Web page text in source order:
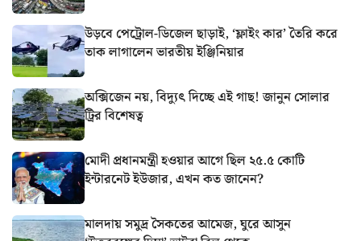
উড়বে পেট্রোল-ডিজেল ছাড়াই, ‘ফ্লাইং কার’ তৈরি করে
তাক লাগালেন ভারতীয় ইঞ্জিনিয়ার
অক্সিজেন নয়, বিদ্যুৎ দিচ্ছে এই গাছ! জানুন সোলার
ট্রির বিশেষত্ব
মোদী প্রধানমন্ত্রী হওয়ার আগে ছিল ২৫.৫ কোটি
ইন্টারনেট ইউজার, এখন কত জানেন?
মালদায় সমুদ্র সৈকতের আমেজ, ঘুরে আসুন